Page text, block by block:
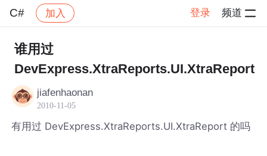
C# 加入 登录 频道
社区 C#
谁用过
DevExpress.XtraReports.UI.XtraReport
jiafenhaonan
2010-11-05
有用过 DevExpress.XtraReports.UI.XtraReport 的吗